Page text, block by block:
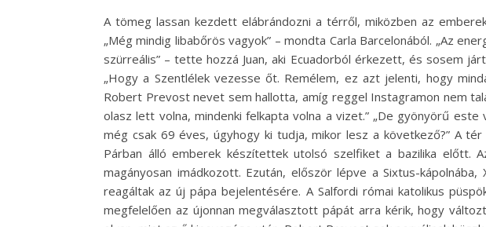
A tömeg lassan kezdett elábrándozni a térről, miközben az
„Még mindig libabőrös vagyok” – mondta Carla Barcelonából. „Az
szürreális” – tette hozzá Juan, aki Ecuadorból érkezett, és sosem
„Hogy a Szentlélek vezesse őt. Remélem, ez azt jelenti, hogy
Robert Prevost nevet sem hallotta, amíg reggel Instagramon nem
olasz lett volna, mindenki felkapta volna a vizet.” „De gyönyörű
még csak 69 éves, úgyhogy ki tudja, mikor lesz a következő?” A
Párban álló emberek készítettek utolsó szelfiket a bazilika előtt.
magányosan imádkozott. Ezután, először lépve a Sixtus-
reagáltak az új pápa bejelentésére. A Salfordi római katolikus
megfelelően az újonnan megválasztott pápát arra kérik, hogy